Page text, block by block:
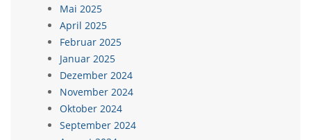
Mai 2025
April 2025
Februar 2025
Januar 2025
Dezember 2024
November 2024
Oktober 2024
September 2024